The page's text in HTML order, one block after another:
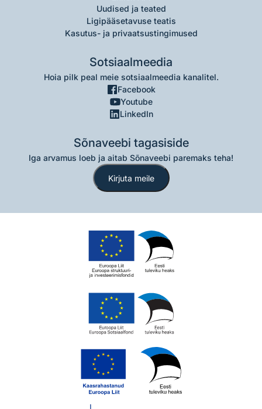
Uudised ja teated
Ligipääsetavuse teatis
Kasutus- ja privaatsustingimused
Sotsiaalmeedia
Hoia pilk peal meie sotsiaalmeedia kanalitel.
Facebook
Youtube
LinkedIn
Sõnaveebi tagasiside
Iga arvamus loeb ja aitab Sõnaveebi paremaks teha!
Kirjuta meile